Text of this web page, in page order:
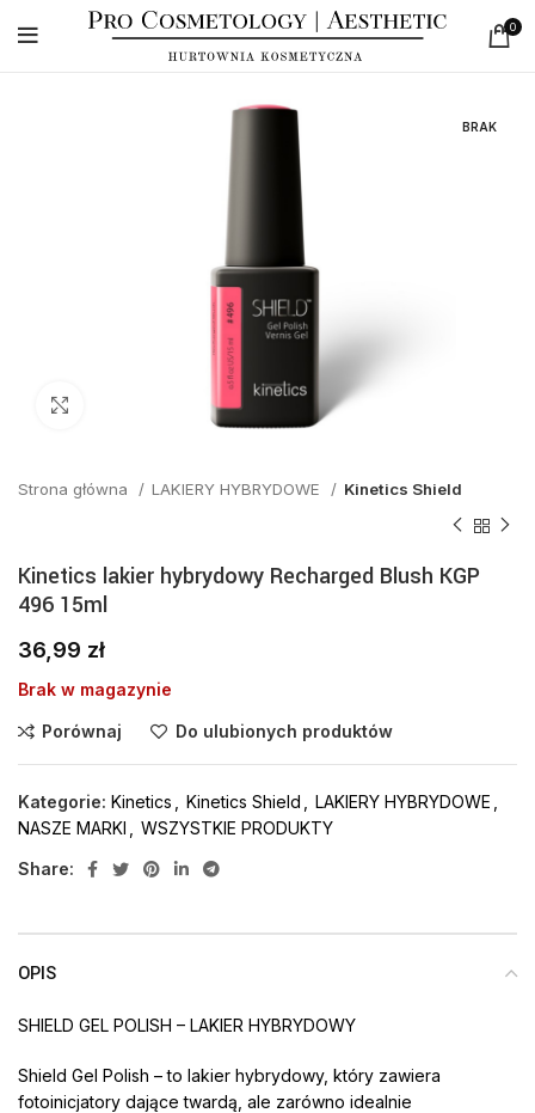
0
BRAK
Strona główna LAKIERY HYBRYDOWE Kinetics Shield
Kinetics lakier hybrydowy Recharged Blush KGP
496 15ml
36,99 zł
Brak w magazynie
Porównaj Do ulubionych produktów
Kategorie: Kinetics Kinetics Shield LAKIERY HYBRYDOWE
NASZE MARKI
WSZYSTKIE PRODUKTY
Share:
OPIS
SHIELD GEL POLISH – LAKIER HYBRYDOWY
Shield Gel Polish – to lakier hybrydowy, który zawiera
fotoinicjatory dające twardą, ale zarówno idealnie